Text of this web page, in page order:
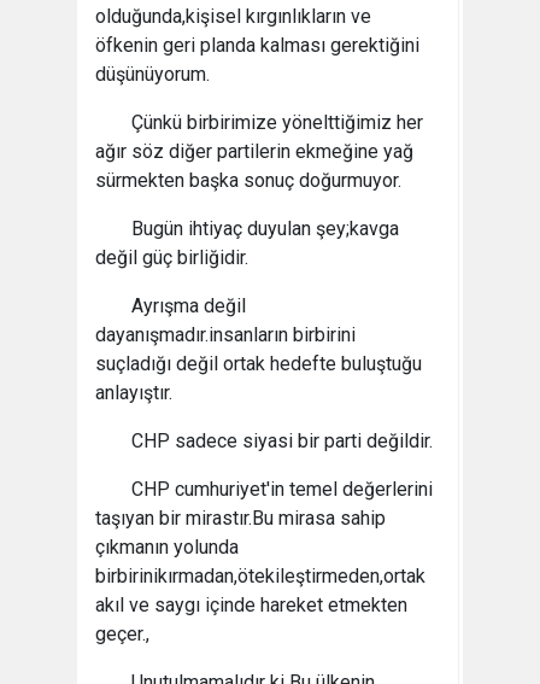
olduğunda,kişisel kırgınlıkların ve
öfkenin geri planda kalması gerektiğini
düşünüyorum.
Çünkü birbirimize yönelttiğimiz her
ağır söz diğer partilerin ekmeğine yağ
sürmekten başka sonuç doğurmuyor.
Bugün ihtiyaç duyulan şey;kavga
değil güç birliğidir.
Ayrışma değil
dayanışmadır.insanların birbirini
suçladığı değil ortak hedefte buluştuğu
anlayıştır.
CHP sadece siyasi bir parti değildir.
CHP cumhuriyet'in temel değerlerini
taşıyan bir mirastır.Bu mirasa sahip
çıkmanın yolunda
birbirinikırmadan,ötekileştirmeden,ortak
akıl ve saygı içinde hareket etmekten
geçer.,